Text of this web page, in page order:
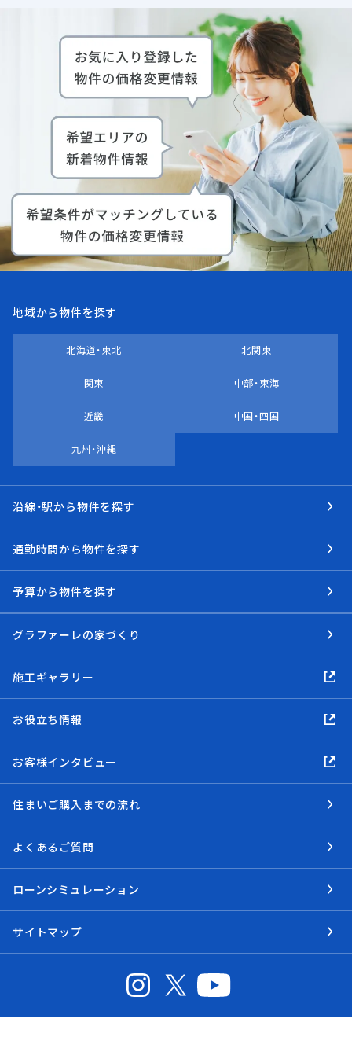
地域から物件を探す
北海道・東北 北関東
関東 中部・東海
近畿 中国・四国
九州・沖縄
沿線・駅から物件を探す
通勤時間から物件を探す
予算から物件を探す
グラファーレの家づくり
施工ギャラリー
お役立ち情報
お客様インタビュー
住まいご購入までの流れ
よくあるご質問
ローンシミュレーション
サイトマップ